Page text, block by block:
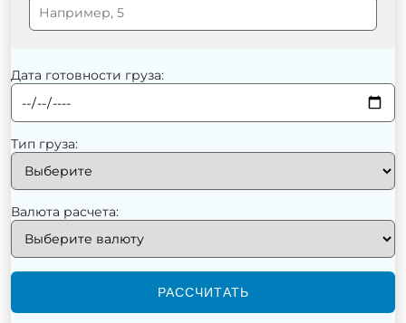
Дата готовности груза:
Тип груза:
Валюта расчета:
РАССЧИТАТЬ